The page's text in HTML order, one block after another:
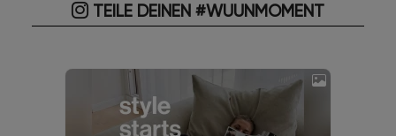
TEILE DEINEN #WUUNMOMENT